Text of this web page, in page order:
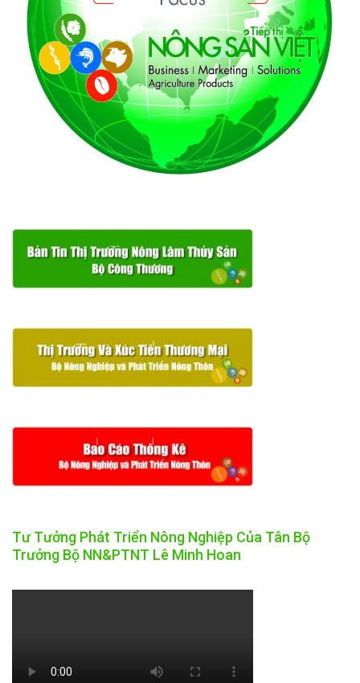
Tư Tưởng Phát Triển Nông Nghiệp Của Tân Bộ
Trưởng Bộ NN&PTNT Lê Minh Hoan